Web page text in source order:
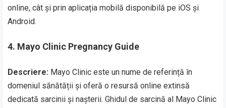
online, cât și prin aplicația mobilă disponibilă pe iOS și
Android.
4. Mayo Clinic Pregnancy Guide
Descriere: Mayo Clinic este un nume de referință în
domeniul sănătății și oferă o resursă online extinsă
dedicată sarcinii și nașterii. Ghidul de sarcină al Mayo Clinic